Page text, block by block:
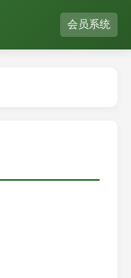
会员系统